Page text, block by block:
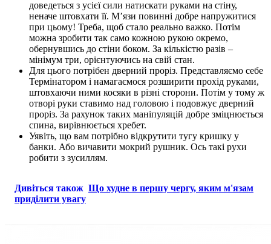
доведеться з усієї сили натискати руками на стіну,
неначе штовхати її. М’язи повинні добре напружитися
при цьому! Треба, щоб стало реально важко. Потім
можна зробити так само кожною рукою окремо,
обернувшись до стіни боком. За кількістю разів –
мінімум три, орієнтуючись на свій стан.
Для цього потрібен дверний проріз. Представляємо себе
Термінатором і намагаємося розширити прохід руками,
штовхаючи ними косяки в різні сторони. Потім у тому ж
отворі руки ставимо над головою і подовжує дверний
проріз. За рахунок таких маніпуляцій добре зміцнюється
спина, вирівнюється хребет.
Уявіть, що вам потрібно відкрутити тугу кришку у
банки. Або вичавити мокрий рушник. Ось такі рухи
робити з зусиллям.
Дивіться також Що худне в першу чергу, яким м'язам
приділити увагу